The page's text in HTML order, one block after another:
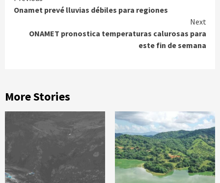
Reading
Onamet prevé lluvias débiles para regiones
Next
ONAMET pronostica temperaturas calurosas para
este fin de semana
More Stories